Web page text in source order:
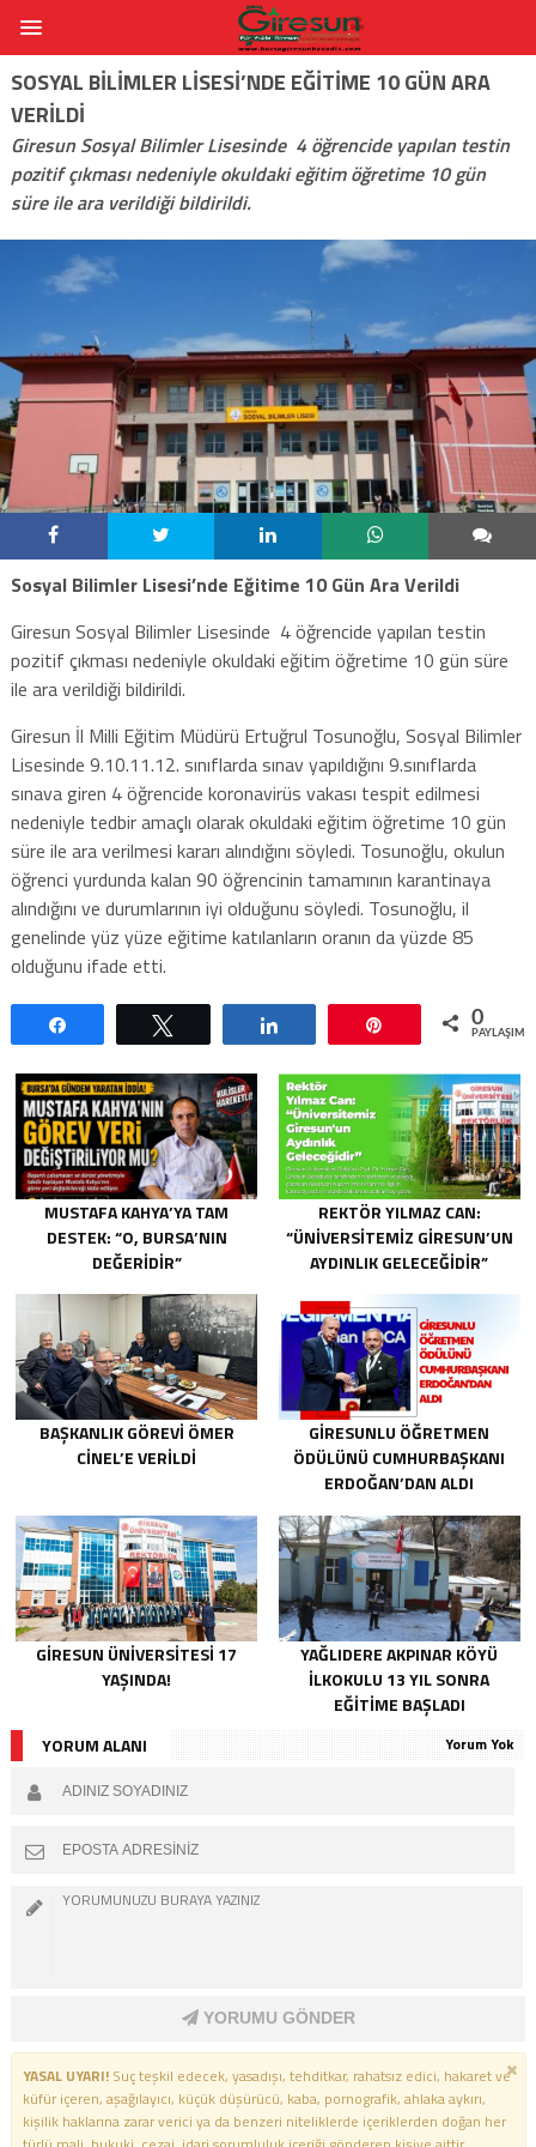
SOSYAL BILIMLER LISESI’NDE EĞITIME 10 GÜN ARA
VERILDI
Giresun Sosyal Bilimler Lisesinde 4 öğrencide yapılan testin
pozitif çıkması nedeniyle okuldaki eğitim öğretime 10 gün
süre ile ara verildiği bildirildi.
Sosyal Bilimler Lisesi’nde Eğitime 10 Gün Ara Verildi
Giresun Sosyal Bilimler Lisesinde 4 öğrencide yapılan testin
pozitif çıkması nedeniyle okuldaki eğitim öğretime 10 gün süre
ile ara verildiği bildirildi.
Giresun İl Milli Eğitim Müdürü Ertuğrul Tosunoğlu, Sosyal Bilimler
Lisesinde 9.10.11.12. sınıflarda sınav yapıldığını 9.sınıflarda
sınava giren 4 öğrencide koronavirüs vakası tespit edilmesi
nedeniyle tedbir amaçlı olarak okuldaki eğitim öğretime 10 gün
süre ile ara verilmesi kararı alındığını söyledi. Tosunoğlu, okulun
öğrenci yurdunda kalan 90 öğrencinin tamamının karantinaya
alındığını ve durumlarının iyi olduğunu söyledi. Tosunoğlu, il
genelinde yüz yüze eğitime katılanların oranın da yüzde 85
olduğunu ifade etti.
0
MUSTAFA KAHYA’YA TAM
DESTEK: “O, BURSA’NIN
DEĞERIDIR”
REKTÖR YILMAZ CAN:
“ÜNIVERSITEMIZ GIRESUN’UN
AYDINLIK GELECEĞIDIR”
BAŞKANLIK GÖREVI ÖMER
CINEL’E VERILDI
GIRESUNLU ÖĞRETMEN
ÖDÜLÜNÜ CUMHURBAŞKANI
ERDOĞAN’DAN ALDI
GIRESUN ÜNIVERSITESI 17
YAŞINDA!
YAĞLIDERE AKPINAR KÖYÜ
İLKOKULU 13 YIL SONRA
EĞITIME BAŞLADI
YORUM ALANI
Yorum Yok
YORUMU GÖNDER
YASAL UYARI!Suç teşkil edecek, yasadışı, tehditkar, rahatsız edici, hakaret ve
küfür içeren, aşağılayıcı, küçük düşürücü, kaba, pornografik, ahlaka aykırı,
kişilik haklarına zarar verici ya da benzeri niteliklerde içeriklerden doğan her